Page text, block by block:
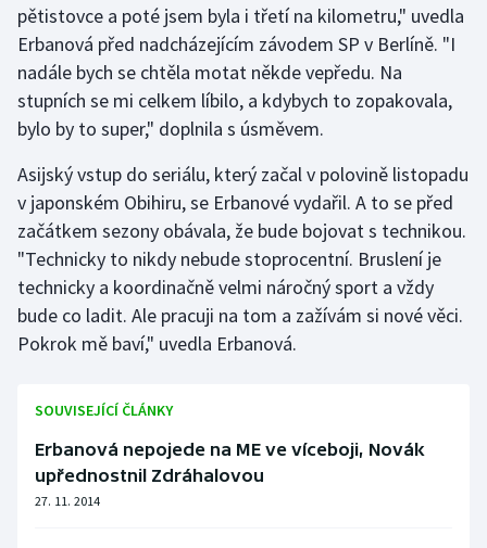
Futsal
Golf
Gymnastika
Házená
Jezdectví
Judo
Krasobruslení
Moderní pětiboj
pětistovce a poté jsem byla i třetí na kilometru," uvedla
Erbanová před nadcházejícím závodem SP v Berlíně. "I
nadále bych se chtěla motat někde vepředu. Na
stupních se mi celkem líbilo, a kdybych to zopakovala,
bylo by to super," doplnila s úsměvem.
Asijský vstup do seriálu, který začal v polovině listopadu
v japonském Obihiru, se Erbanové vydařil. A to se před
začátkem sezony obávala, že bude bojovat s technikou.
"Technicky to nikdy nebude stoprocentní. Bruslení je
technicky a koordinačně velmi náročný sport a vždy
bude co ladit. Ale pracuji na tom a zažívám si nové věci.
Pokrok mě baví," uvedla Erbanová.
SOUVISEJÍCÍ ČLÁNKY
Erbanová nepojede na ME ve víceboji, Novák
upřednostnil Zdráhalovou
27. 11. 2014